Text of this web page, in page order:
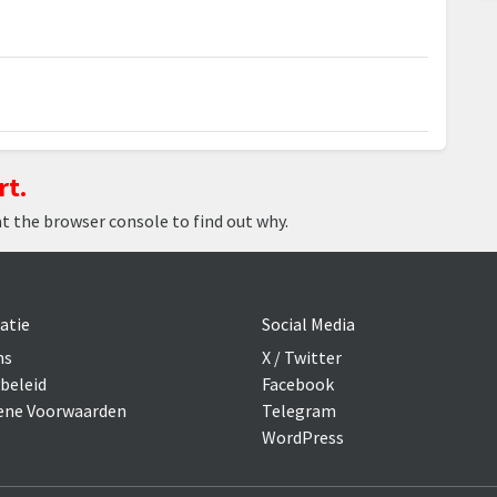
the browser console to find out why.
Voorwaarden
Social Media
X / Twitter
Facebook
Telegram
WordPress